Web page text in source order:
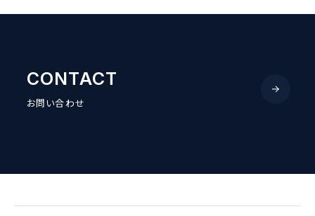
CONTACT
お問い合わせ